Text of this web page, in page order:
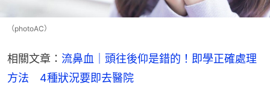
（photoAC）
相關文章： 流鼻血｜頭往後仰是錯的！即學正確處理
方法　4種狀況要即去醫院